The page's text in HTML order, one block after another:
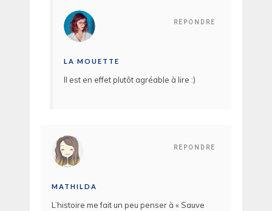
REPONDRE
LA MOUETTE
Il est en effet plutôt agréable à lire :)
REPONDRE
MATHILDA
L’histoire me fait un peu penser à « Sauve